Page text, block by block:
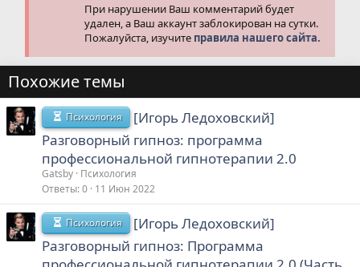
При нарушении Ваш комментарий будет
удален, а Ваш аккаунт заблокирован на сутки.
Пожалуйста, изучите правила нашего сайта.
Похожие темы
Психология
[Игорь Ледоховский]
Разговорный гипноз: программа
профессиональной гипнотерапии 2.0
Gatsby Психология
Ответы 0 11 Июн 2022
Психология
[Игорь Ледоховский]
Разговорный гипноз: Программа